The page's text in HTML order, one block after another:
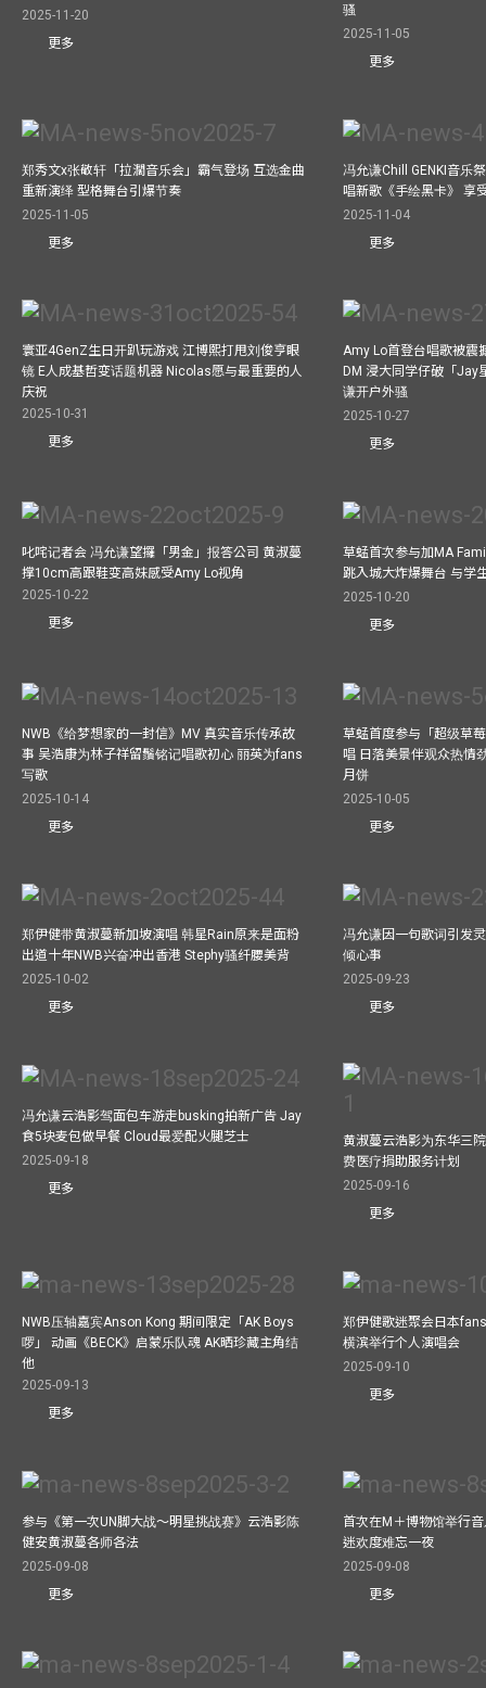
2025-11-20
更多
骚
2025-11-05
更多
郑秀文x张敬轩「拉濶音乐会」霸气登场 互选金曲
重新演绎 型格舞台引爆节奏
2025-11-05
更多
冯允谦Chill GENKI音乐
唱新歌《手绘黑卡》 享
2025-11-04
更多
寰亚4GenZ生日开趴玩游戏 江博熙打甩刘俊亨眼
镜 E人成基哲变话题机器 Nicolas愿与最重要的人
庆祝
2025-10-31
更多
Amy Lo首登台唱歌被震
DM 浸大同学仔破「Jay
谦开户外骚
2025-10-27
更多
叱咤记者会 冯允谦望攞「男金」报答公司 黄淑蔓
撑10cm高跟鞋变高妹感受Amy Lo视角
2025-10-22
更多
草蜢首次参与加MA
跳入城大炸爆舞台 与学
2025-10-20
更多
NWB《给梦想家的一封信》MV 真实音乐传承故
事 吴浩康为林子祥留鬚铭记唱歌初心 丽英为fans
写歌
2025-10-14
更多
草蜢首度参与「超级草
唱 日落美景伴观众热情
月饼
2025-10-05
更多
郑伊健带黄淑蔓新加坡演唱 韩星Rain原来是面粉
出道十年NWB兴奋冲出香港 Stephy骚纤腰美背
2025-10-02
更多
冯允谦因一句歌词引发
倾心事
2025-09-23
更多
冯允谦云浩影驾面包车游走busking拍新广告 Jay
食5块麦包做早餐 Cloud最爱配火腿芝士
2025-09-18
更多
黄淑蔓云浩影为东华三
费医疗捐助服务计划
2025-09-16
更多
NWB压轴嘉宾Anson Kong 期间限定「AK Boys
啰」 动画《BECK》启蒙乐队魂 AK晒珍藏主角结
他
2025-09-13
更多
郑伊健歌迷聚会日本
横滨举行个人演唱会
2025-09-10
更多
参与《第一次UN脚大战～明星挑战赛》云浩影陈
健安黄淑蔓各师各法
2025-09-08
更多
首次在M＋博物馆举行
迷欢度难忘一夜
2025-09-08
更多